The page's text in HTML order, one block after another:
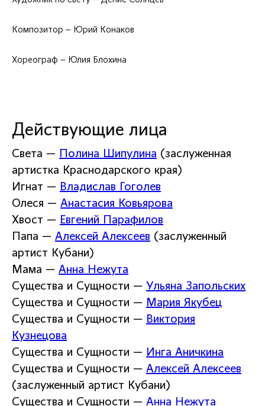
Композитор – Юрий Конаков
Хореограф – Юлия Блохина
Действующие лица
Света — Полина Шипулина (заслуженная
артистка Краснодарского края)
Игнат — Владислав Гоголев
Олеся — Анастасия Ковьярова
Хвост — Евгений Парафилов
Папа — Алексей Алексеев (заслуженный
артист Кубани)
Мама — Анна Нежута
Существа и Сущности — Ульяна Запольских
Существа и Сущности — Мария Якубец
Существа и Сущности — Виктория
Кузнецова
Существа и Сущности — Инга Аничкина
Существа и Сущности — Алексей Алексеев
(заслуженный артист Кубани)
Существа и Сущности — Анна Нежута